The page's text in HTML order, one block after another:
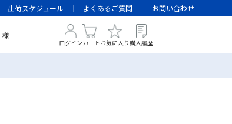
出荷スケジュール よくあるご質問 お問い合わせ
様
ログインカートお気に入り 購入履歴